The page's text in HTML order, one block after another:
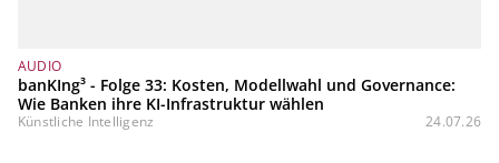
AUDIO
banKIng³ - Folge 33: Kosten, Modellwahl und Governance:
Wie Banken ihre KI-Infrastruktur wählen
Künstliche Intelligenz 24.07.26